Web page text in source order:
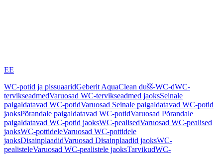
EE
WC-potid ja pissuaaridGeberit AquaClean dušš-WC-dWC-
tervikseadmedVaruosad WC-tervikseadmed jaoksSeinale
paigaldatavad WC-potidVaruosad Seinale paigaldatavad WC-potid
jaoksPõrandale paigaldatavad WC-potidVaruosad Põrandale
paigaldatavad WC-potid jaoksWC-pealisedVaruosad WC-pealised
jaoksWC-pottideleVaruosad WC-pottidele
jaoksDisainplaadidVaruosad Disainplaadid jaoksWC-
pealisteleVaruosad WC-pealistele jaoksTarvikudWC-